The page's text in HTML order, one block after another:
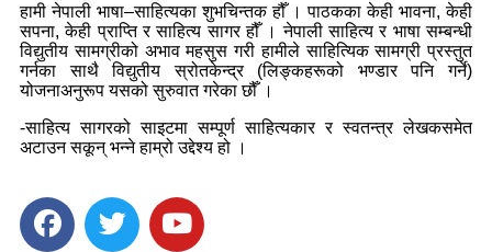
हामी नेपाली भाषा–साहित्यका शुभचिन्तक हौँ । पाठकका केही भावना, केही
सपना, केही प्राप्ति र साहित्य सागर हौँ । नेपाली साहित्य र भाषा सम्बन्धी
विद्युतीय सामग्रीको अभाव महसुस गरी हामीले साहित्यिक सामग्री प्रस्तुत
गर्नका साथै विद्युतीय स्रोतकेन्द्र (लिङ्कहरूको भण्डार पनि गर्ने)
योजनाअनुरूप यसको सुरुवात गरेका छौँ ।
-साहित्य सागरको साइटमा सम्पूर्ण साहित्यकार र स्वतन्त्र लेखकसमेत
अटाउन सकून् भन्ने हाम्रो उद्देश्य हो ।